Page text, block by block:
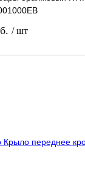
/ шт